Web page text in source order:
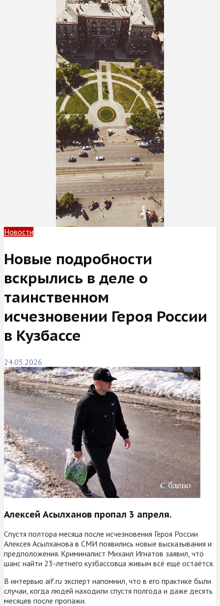
Новости
Новые подробности
вскрылись в деле о
таинственном
исчезновении Героя России
в Кузбассе
24.05.2026
Алексей Асылханов пропал 3 апреля.
Спустя полтора месяца после исчезновения Героя России
Алексея Асылханова в СМИ появились новые высказывания и
предположения. Криминалист Михаил Игнатов заявил, что
шанс найти 23-летнего кузбассовца живым всё ещё остаётся.
В интервью aif.ru эксперт напомнил, что в его практике были
случаи, когда людей находили спустя полгода и даже десять
месяцев после пропажи.